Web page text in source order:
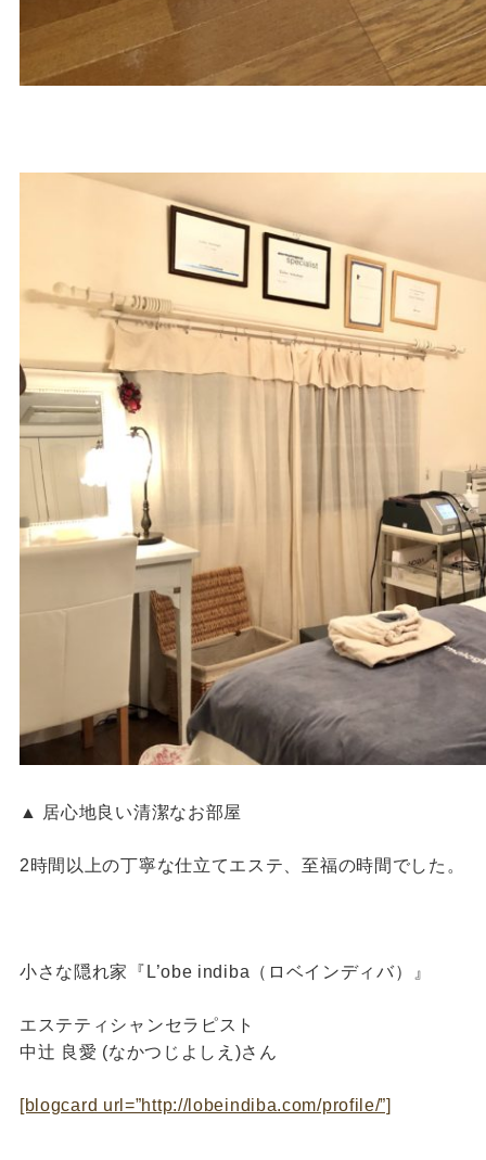
▲ 居心地良い清潔なお部屋
2時間以上の丁寧な仕立てエステ、至福の時間でした。
小さな隠れ家『L’obe indiba（ロベインディバ）』
エステティシャンセラピスト
中辻 良愛 (なかつじよしえ)さん
[blogcard url=”http://lobeindiba.com/profile/”]